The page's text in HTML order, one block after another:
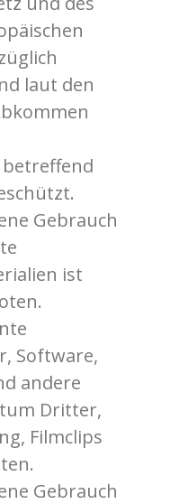
laut den
Gebrauch
ist
Software,
andere
Dritter,
Filmclips
Gebrauch